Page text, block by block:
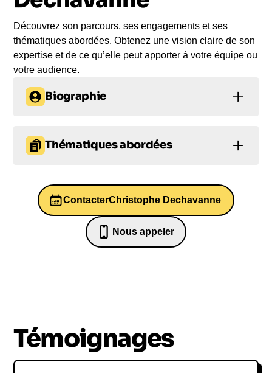
Découvrez son parcours, ses engagements et ses
thématiques abordées. Obtenez une vision claire de son
expertise et de ce qu’elle peut apporter à votre équipe ou
votre audience.
Biographie
producteur et acteur français. C'est un homme qui a
su se tailler une place de choix dans le monde des
conviviale. Il a fait ses débuts à la radio dans les
années 80 avant de faire ses premiers pas à la
télévision en 1983. Depuis, il a enchaîné les
succès avec des émissions marquantes telles que
Ciel mon mardi?!, Coucou, c'est nous?!, La Ferme
Thématiques abordées
Management
Prise de parole en public et éloquence
ContacterChristophe Dechavanne
Nous appeler
07 82 68 65 18
Témoignages